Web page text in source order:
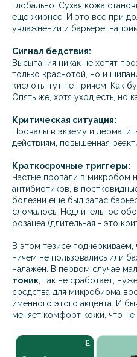
глобально. Сухая кожа
еще жирнее. И это все при
увлажнении и барьере,
Сигнал бедствия:
Высыпания никак не хотят
только краснотой, но и
кислоты тут не причем. Как
Опять же, хотя уход есть, но
Критическая ситуация:
Провалы в экзему и
действиям, повышенная
Краткосрочные триггеры:
Частые провали в микробом
антибиотиков, в
болезни еще был запас
сломалось. Недлительное
розацеа (длительная - это
В этом тезисе
ничем не пользовались или
налажен. В первом случае
тоник , так не сработает,
средства для микробиома
именного этого акцента. И
меняет комфорт кожи, что не